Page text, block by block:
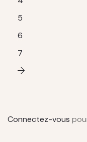
5
6
7
Connectez-vous